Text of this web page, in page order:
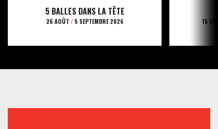
5 BALLES DANS LA TÊTE
26 AOÛT /5 SEPTEMBRE 2026 15